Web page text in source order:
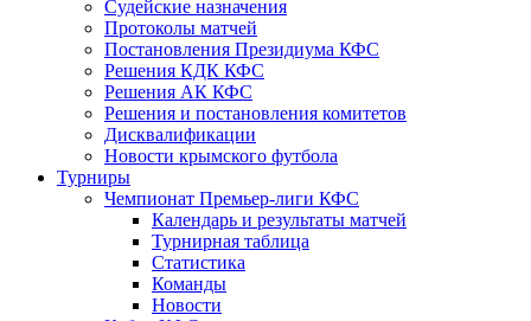
Судейские назначения
Протоколы матчей
Постановления Президиума КФС
Решения КДК КФС
Решения АК КФС
Решения и постановления комитетов
Дисквалификации
Новости крымского футбола
Турниры
Чемпионат Премьер-лиги КФС
Календарь и результаты матчей
Турнирная таблица
Статистика
Команды
Новости